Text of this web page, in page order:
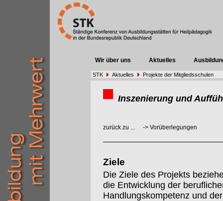
Wir über uns Aktuelles
STK Aktuelles Projekte der Mitgliedsschulen
Inszenierung und
zurück zu ... -> Vorüberlegungen
Ziele
Die Ziele des Projekts
die Entwicklung der
Handlungskompetenz und der